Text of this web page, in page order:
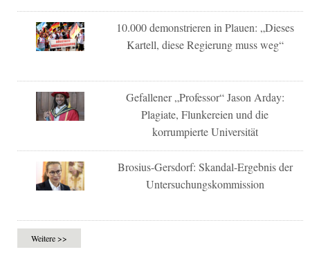
10.000 demonstrieren in Plauen: „Dieses
Kartell, diese Regierung muss weg“
Gefallener „Professor“ Jason Arday:
Plagiate, Flunkereien und die
korrumpierte Universität
Brosius-Gersdorf: Skandal-Ergebnis der
Untersuchungskommission
Weitere >>